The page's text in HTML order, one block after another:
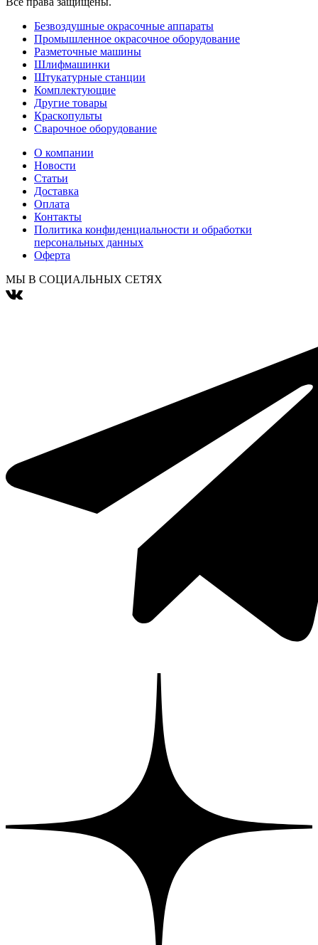
Безвоздушные окрасочные аппараты
Промышленное окрасочное оборудование
Разметочные машины
Шлифмашинки
Штукатурные станции
Комплектующие
Другие товары
Краскопульты
Сварочное оборудование
О компании
Новости
Статьи
Доставка
Оплата
Контакты
Политика конфиденциальности и обработки
персональных данных
Оферта
МЫ В СОЦИАЛЬНЫХ СЕТЯХ